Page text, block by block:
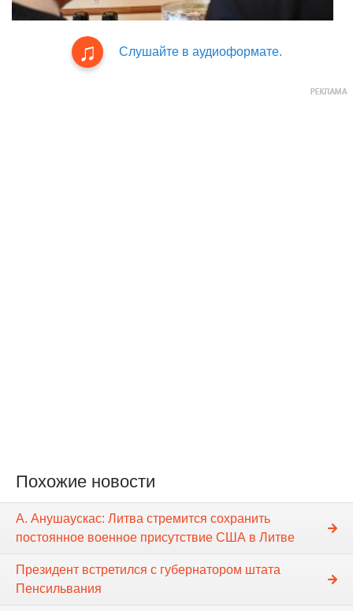
Слушайте в аудиоформате.
Похожие новости
А. Анушаускас: Литва стремится сохранить
постоянное военное присутствие США в Литве
Президент встретился с губернатором штата
Пенсильвания